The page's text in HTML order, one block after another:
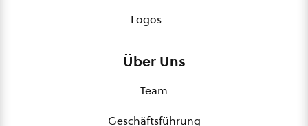
Logos
Über Uns
Team
Geschäftsführung